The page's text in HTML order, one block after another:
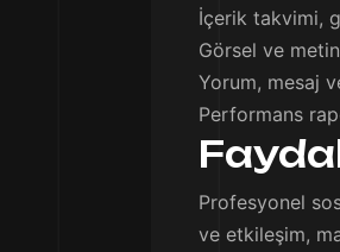
İçerik takvimi,
Görsel ve
Yorum, mesaj
Performans
Profesyonel
ve etkileşim,